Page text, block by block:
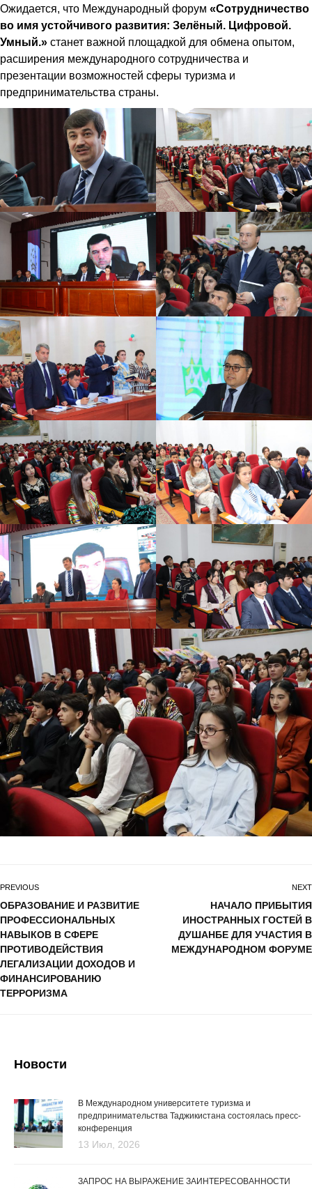
Ожидается, что Международный форум «Сотрудничество
во имя устойчивого развития: Зелёный. Цифровой.
Умный.» станет важной площадкой для обмена опытом,
расширения международного сотрудничества и
презентации возможностей сферы туризма и
предпринимательства страны.
PREVIOUS
ОБРАЗОВАНИЕ И РАЗВИТИЕ
ПРОФЕССИОНАЛЬНЫХ
НАВЫКОВ В СФЕРЕ
ПРОТИВОДЕЙСТВИЯ
ЛЕГАЛИЗАЦИИ ДОХОДОВ И
ФИНАНСИРОВАНИЮ
ТЕРРОРИЗМА
NEXT
НАЧАЛО ПРИБЫТИЯ
ИНОСТРАННЫХ ГОСТЕЙ В
ДУШАНБЕ ДЛЯ УЧАСТИЯ В
МЕЖДУНАРОДНОМ ФОРУМЕ
Новости
В Международном университете туризма и
предпринимательства Таджикистана состоялась пресс-
конференция
13 Июл, 2026
ЗАПРОС НА ВЫРАЖЕНИЕ ЗАИНТЕРЕСОВАННОСТИ